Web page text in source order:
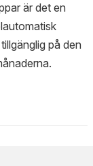
är det en
på den